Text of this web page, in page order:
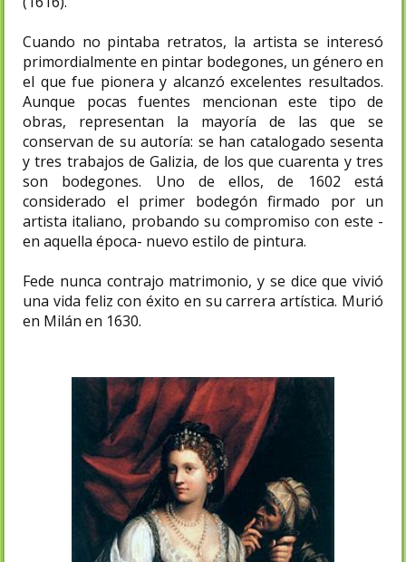
Cuando no pintaba retratos, la artista se interesó
primordialmente en pintar bodegones, un género en
el que fue pionera y alcanzó excelentes resultados.
Aunque pocas fuentes mencionan este tipo de
obras, representan la mayoría de las que se
conservan de su autoría: se han catalogado sesenta
y tres trabajos de Galizia, de los que cuarenta y tres
son bodegones. Uno de ellos, de 1602 está
considerado el primer bodegón firmado por un
artista italiano, probando su compromiso con este -
en aquella época- nuevo estilo de pintura.
Fede nunca contrajo matrimonio, y se dice que vivió
una vida feliz con éxito en su carrera artística. Murió
en Milán en 1630.